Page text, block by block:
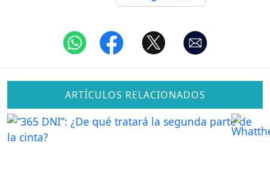
ARTÍCULOS RELACIONADOS